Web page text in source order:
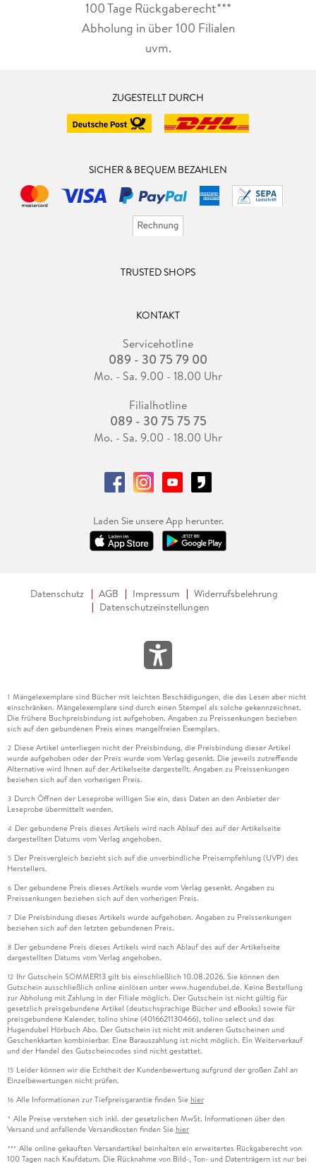
100 Tage Rückgaberecht***
Abholung in über 100 Filialen
uvm.
ZUGESTELLT DURCH
SICHER & BEQUEM BEZAHLEN
TRUSTED SHOPS
KONTAKT
Servicehotline
089 - 30 75 79 00
Mo. - Sa. 9.00 - 18.00 Uhr
Filialhotline
089 - 30 75 75 75
Mo. - Sa. 9.00 - 18.00 Uhr
Laden Sie unsere App herunter.
Datenschutz AGB Impressum
Widerrufsbelehrung
Datenschutzeinstellungen
1 Mängelexemplare sind Bücher mit leichten Beschädigungen, die das Lesen aber nicht
einschränken. Mängelexemplare sind durch einen Stempel als solche gekennzeichnet.
Die frühere Buchpreisbindung ist aufgehoben. Angaben zu Preissenkungen beziehen
sich auf den gebundenen Preis eines mangelfreien Exemplars.
2 Diese Artikel unterliegen nicht der Preisbindung, die Preisbindung dieser Artikel
wurde aufgehoben oder der Preis wurde vom Verlag gesenkt. Die jeweils zutreffende
Alternative wird Ihnen auf der Artikelseite dargestellt. Angaben zu Preissenkungen
beziehen sich auf den vorherigen Preis.
3 Durch Öffnen der Leseprobe willigen Sie ein, dass Daten an den Anbieter der
Leseprobe übermittelt werden.
4 Der gebundene Preis dieses Artikels wird nach Ablauf des auf der Artikelseite
dargestellten Datums vom Verlag angehoben.
5 Der Preisvergleich bezieht sich auf die unverbindliche Preisempfehlung (UVP) des
Herstellers.
6 Der gebundene Preis dieses Artikels wurde vom Verlag gesenkt. Angaben zu
Preissenkungen beziehen sich auf den vorherigen Preis.
7 Die Preisbindung dieses Artikels wurde aufgehoben. Angaben zu Preissenkungen
beziehen sich auf den letzten gebundenen Preis.
8 Der gebundene Preis dieses Artikels wird nach Ablauf des auf der Artikelseite
dargestellten Datums vom Verlag angehoben.
12 Ihr Gutschein SOMMER13 gilt bis einschließlich 10.08.2026. Sie können den
Gutschein ausschließlich online einlösen unter www.hugendubel.de. Keine Bestellung
zur Abholung mit Zahlung in der Filiale möglich. Der Gutschein ist nicht gültig für
gesetzlich preisgebundene Artikel (deutschsprachige Bücher und eBooks) sowie für
preisgebundene Kalender, tolino shine (4016621130466), tolino select und das
Hugendubel Hörbuch Abo. Der Gutschein ist nicht mit anderen Gutscheinen und
Geschenkkarten kombinierbar. Eine Barauszahlung ist nicht möglich. Ein Weiterverkauf
und der Handel des Gutscheincodes sind nicht gestattet.
15 Leider können wir die Echtheit der Kundenbewertung aufgrund der großen Zahl an
Einzelbewertungen nicht prüfen.
16 Alle Informationen zur Tiefpreisgarantie finden Sie hier
* Alle Preise verstehen sich inkl. der gesetzlichen MwSt. Informationen über den
Versand und anfallende Versandkosten finden Sie hier
*** Alle online gekauften Versandartikel beinhalten ein erweitertes Rückgaberecht von
100 Tagen nach Kaufdatum. Die Rücknahme von Bild-, Ton- und Datenträgern ist nur bei